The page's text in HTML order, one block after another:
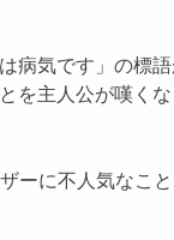
気です」の標
を主人公が嘆く
に不人気なこ